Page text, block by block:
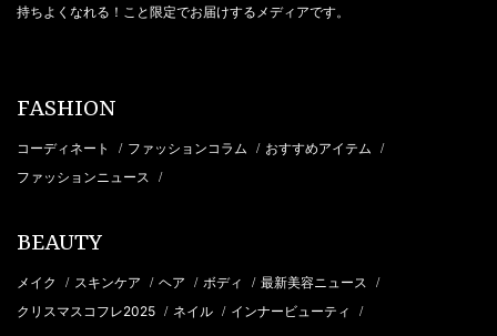
持ちよくなれる！こと限定でお届けするメディアです。
FASHION
コーディネート / ファッションコラム / おすすめアイテム /
ファッションニュース /
BEAUTY
メイク / スキンケア / ヘア / ボディ / 最新美容ニュース /
クリスマスコフレ2025 / ネイル / インナービューティ /